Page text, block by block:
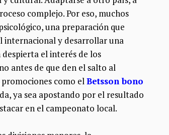
complejo. Por eso, muchos
una preparación que
internacional y desarrollar una
el interés de los
antes de que den el salto al
como elBetsson bono
ya sea apostando por el resultado
en el campeonato local.